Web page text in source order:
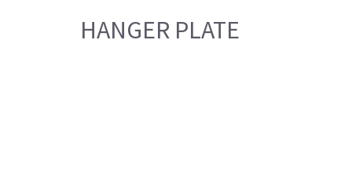
HANGER PLATE